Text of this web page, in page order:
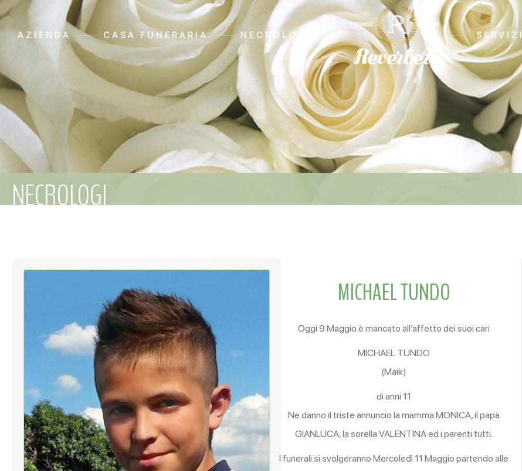
AZIENDA CASA FUNERARIA NECROLOGI SERVIZI
NECROLOGI
MICHAEL TUNDO
Oggi 9 Maggio è mancato all’affetto dei suoi cari
MICHAEL TUNDO
(Maik)
di anni 11
Ne danno il triste annuncio la mamma MONICA, il papà
GIANLUCA, la sorella VALENTINA ed i parenti tutti.
I funerali si svolgeranno Mercoledì 11 Maggio partendo alle